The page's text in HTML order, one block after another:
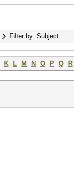
Filter by: Subject
K L M N O P Q
R